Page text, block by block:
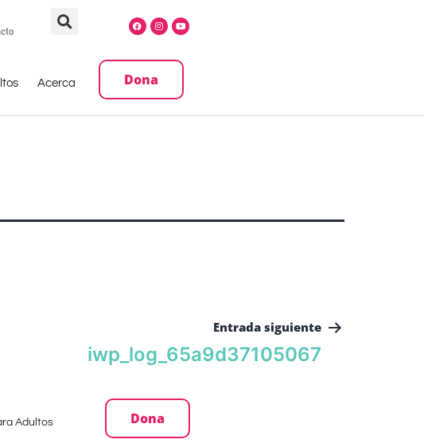
Acerca Dona
Entrada siguiente
iwp_log_65a9d37105067
Adultos Dona